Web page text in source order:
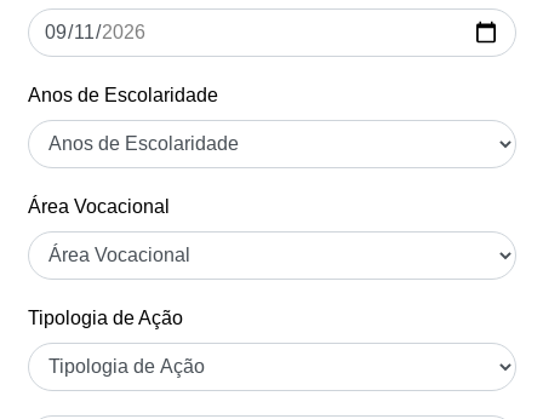
Anos de Escolaridade
Área Vocacional
Tipologia de Ação